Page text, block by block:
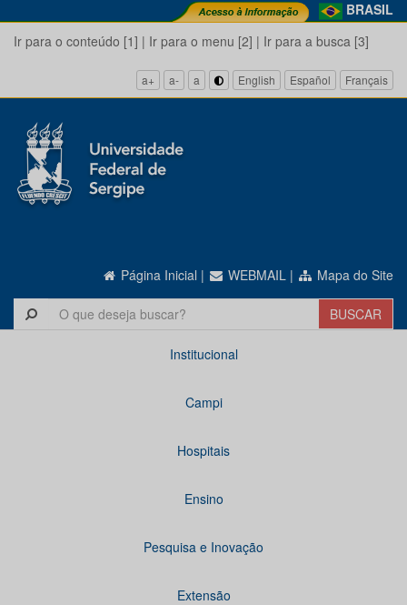
BRASIL
Ir para o conteúdo [1] | Ir para o menu [2] | Ir para a busca [3]
a+ a- a English Español Français
Página Inicial | WEBMAIL | Mapa do Site
Institucional
Campi
Hospitais
Ensino
Pesquisa e Inovação
Extensão